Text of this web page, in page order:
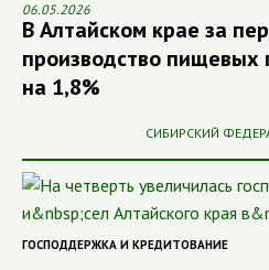
06.05.2026
В Алтайском крае за
производство пищевых
на 1,8%
СИБИРСКИЙ
ГОСПОДДЕРЖКА И КРЕДИТОВАНИЕ